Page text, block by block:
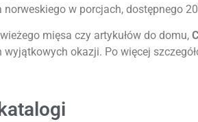
w porcjach, dostępnego
mięsa czy artykułów do domu,
okazji. Po więcej